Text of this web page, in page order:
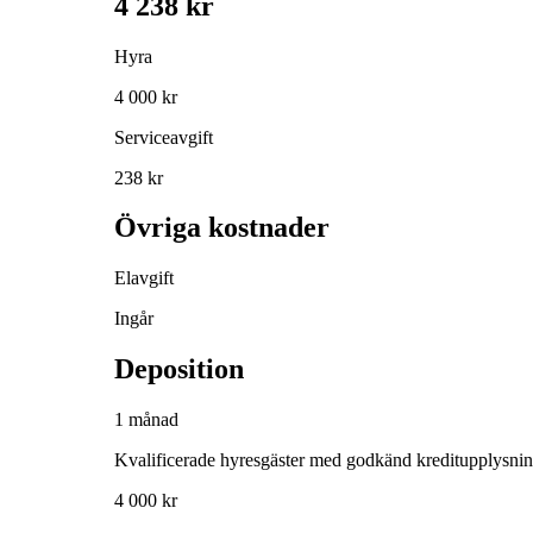
Hyra
4 000 kr
Serviceavgift
238 kr
Övriga kostnader
Elavgift
Ingår
Deposition
1 månad
Kvalificerade hyresgäster med godkänd
4 000 kr